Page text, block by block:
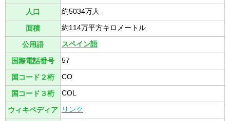
人口 約5034万人
面積 約114万平方キロメートル
公用語 スペイン語
国際電話番号 57
国コード２桁 CO
国コード３桁 COL
ウィキペディア リンク